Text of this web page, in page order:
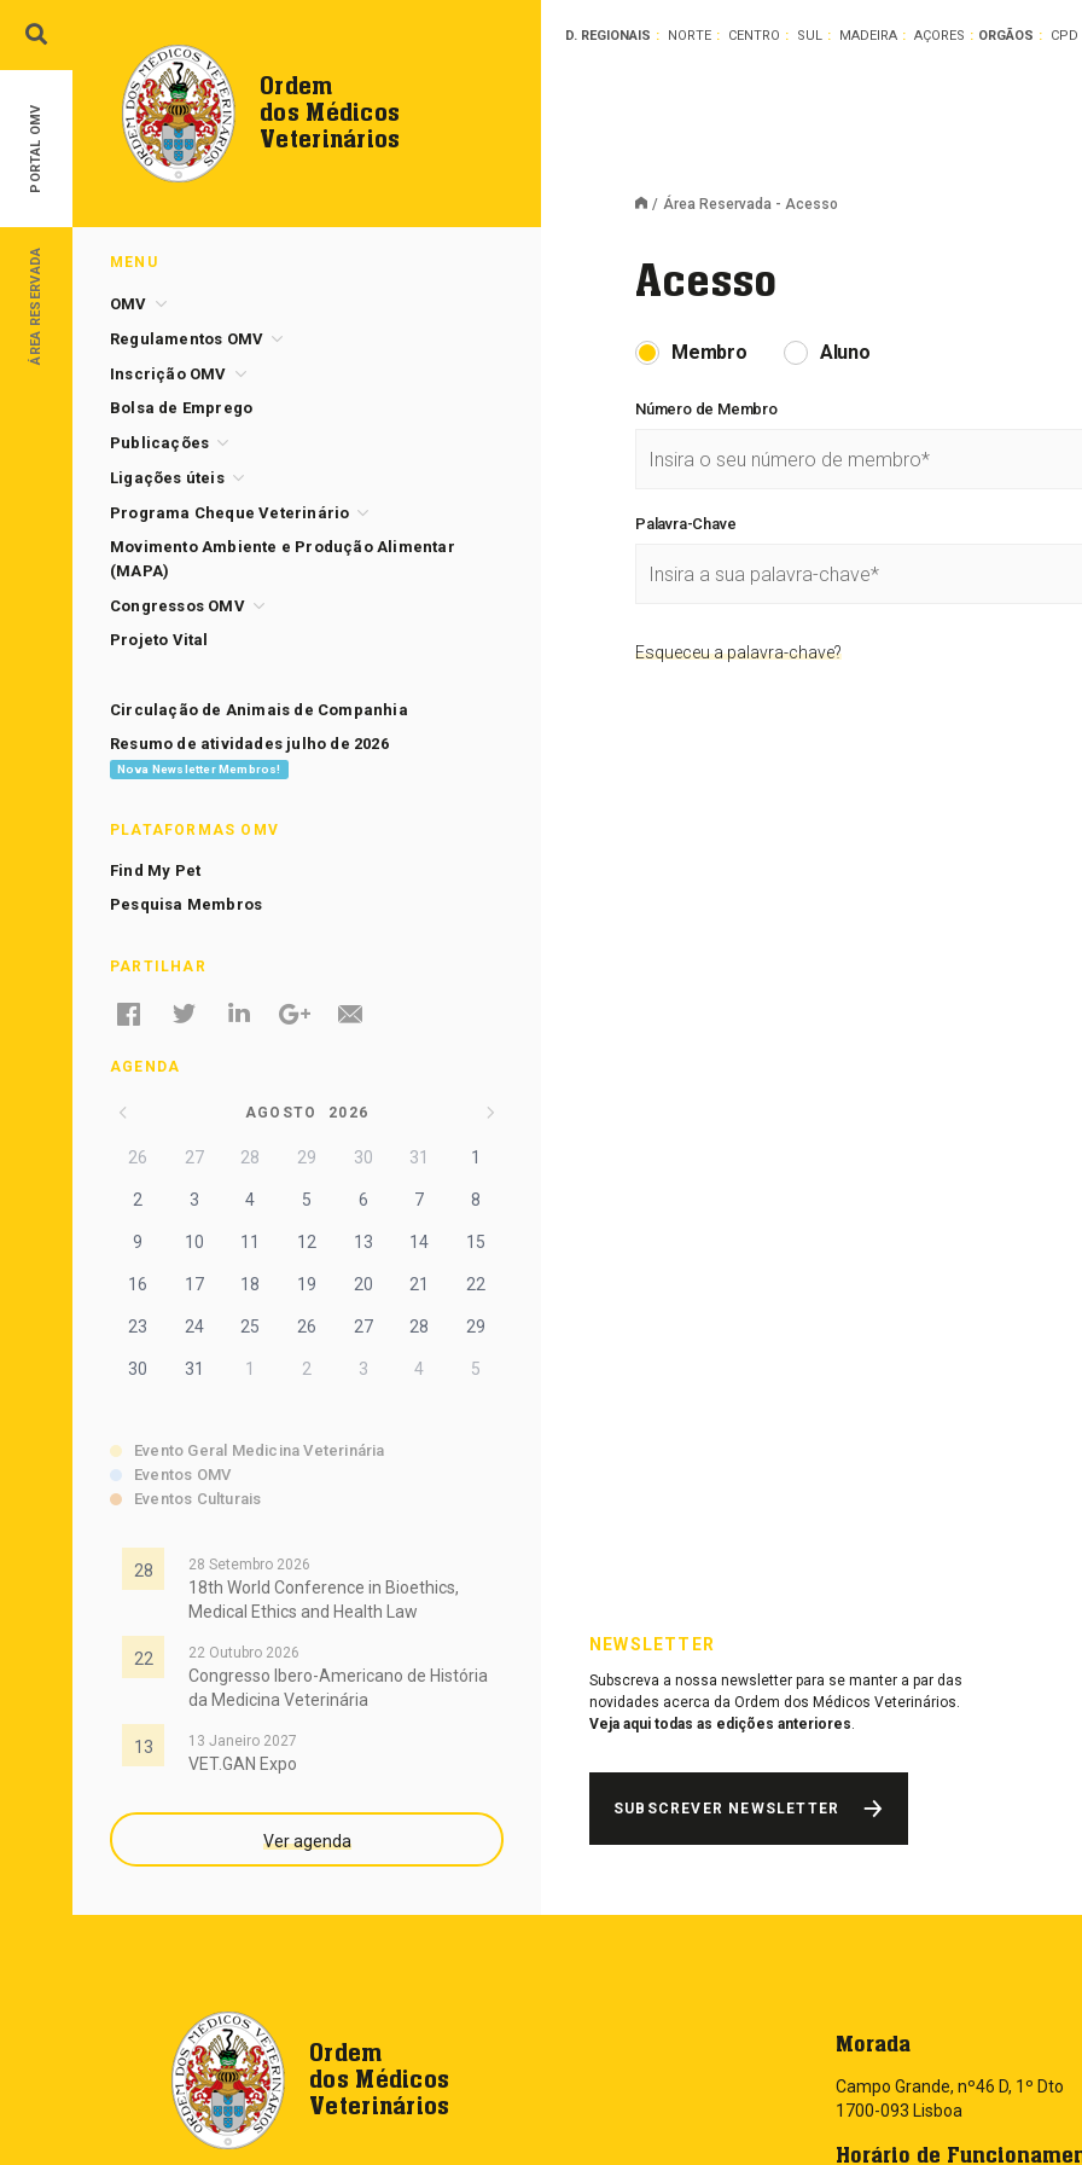
D. REGIONAIS NORTE CENTRO SUL MADEIRA AÇORES ORGÃOS CPD
Área Reservada - Acesso
Acesso
Membro Aluno
Número de Membro
Palavra-Chave
Esqueceu a palavra-chave?
NEWSLETTER
Subscreva a nossa newsletter para se manter a par das
novidades acerca da Ordem dos Médicos Veterinários.
Veja aqui todas as edições anteriores.
SUBSCREVER NEWSLETTER
Ordem
dos Médicos
Veterinários
MENU
OMV
Regulamentos OMV
Inscrição OMV
Bolsa de Emprego
Publicações
Ligações úteis
Programa Cheque Veterinário
Movimento Ambiente e Produção Alimentar
(MAPA)
Congressos OMV
Projeto Vital
Circulação de Animais de Companhia
Resumo de atividades julho de 2026
Nova Newsletter Membros!
PLATAFORMAS OMV
Find My Pet
Pesquisa Membros
PARTILHAR
AGENDA
AGOSTO 2026
26 27 28 29 30 31 1
2 3 4 5 6 7 8
9 10 11 12 13 14 15
16 17 18 19 20 21 22
23 24 25 26 27 28 29
30 31 1 2 3 4 5
Evento Geral Medicina Veterinária
Eventos OMV
Eventos Culturais
28 28 Setembro 2026
18th World Conference in Bioethics,
Medical Ethics and Health Law
22 22 Outubro 2026
Congresso Ibero-Americano de História
da Medicina Veterinária
13 13 Janeiro 2027
VET.GAN Expo
Ver agenda
ÁREA RESERVADA
PORTAL OMV
Ordem
dos Médicos
Veterinários
Morada
Campo Grande, nº46 D, 1º Dto
1700-093 Lisboa
Horário de